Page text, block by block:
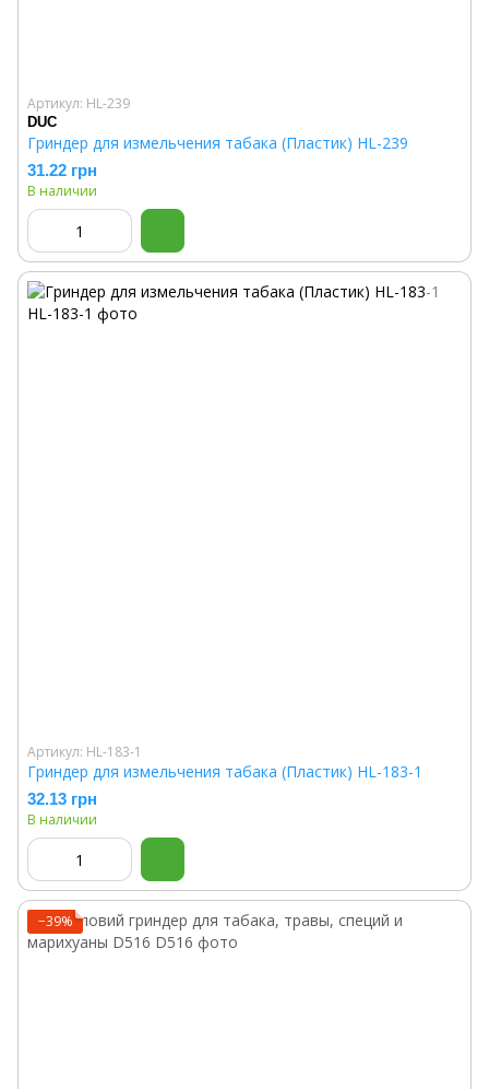
Артикул: HL-239
DUC
Гриндер для измельчения табака (Пластик) HL-239
31.22 грн
В наличии
Артикул: HL-183-1
Гриндер для измельчения табака (Пластик) HL-183-1
32.13 грн
В наличии
−39%